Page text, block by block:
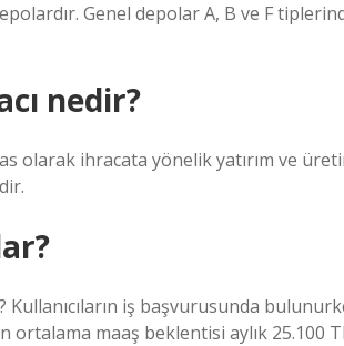
Genel depolar A, B ve F
nedir?
olarak ihracata yönelik yatırım ve
iş başvurusunda
maaş beklentisi aylık 25.100